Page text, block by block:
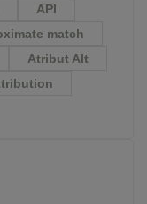
API
match
Atribut Alt